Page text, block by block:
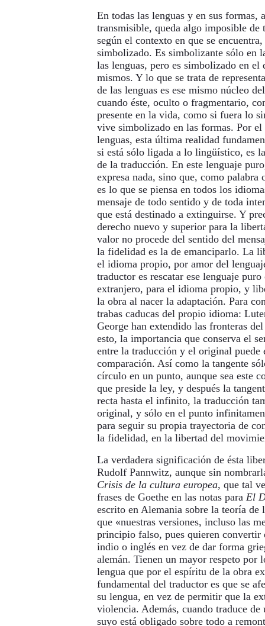
En todas las lenguas y en sus formas,
transmisible, queda algo imposible de
según el contexto en que se
simbolizado. Es simbolizante sólo en
las lenguas, pero es simbolizado en
mismos. Y lo que se trata de
de las lenguas es ese mismo núcleo
cuando éste, oculto o fragmentario,
presente en la vida, como si fuera lo
vive simbolizado en las formas. Por
lenguas, esta última realidad
si está sólo ligada a lo lingüístico, es
de la traducción. En este lenguaje
expresa nada, sino que, como palabra
es lo que se piensa en todos los
mensaje de todo sentido y de toda
que está destinado a extinguirse. Y
derecho nuevo y superior para la
valor no procede del sentido del
la fidelidad es la de emanciparlo. La
el idioma propio, por amor del
traductor es rescatar ese lenguaje
extranjero, para el idioma propio, y
la obra al nacer la adaptación. Para
trabas caducas del propio idioma:
George han extendido las fronteras
esto, la importancia que conserva el
entre la traducción y el original puede
comparación. Así como la tangente
círculo en un punto, aunque sea este
que preside la ley, y después la
recta hasta el infinito, la traducción
original, y sólo en el punto
para seguir su propia trayectoria de
la fidelidad, en la libertad del
La verdadera significación de ésta
Rudolf Pannwitz, aunque sin
Crisis de la cultura europea, que tal
frases de Goethe en las notas para El
escrito en Alemania sobre la teoría
que «nuestras versiones, incluso las
principio falso, pues quieren convertir
indio o inglés en vez de dar forma
alemán. Tienen un mayor respeto por
lengua que por el espíritu de la obra
fundamental del traductor es que se
su lengua, en vez de permitir que la
violencia. Además, cuando traduce
suyo está obligado sobre todo a